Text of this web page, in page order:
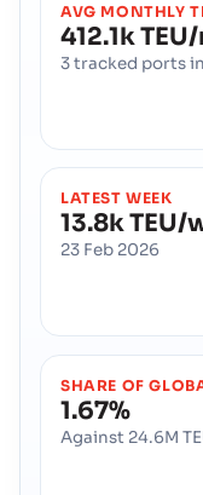
AVG MONTHLY
412.1k
3 tracked ports
LATEST WEEK
13.8k TEU/
23 Feb 2026
SHARE OF
1.67%
Against 24.6M